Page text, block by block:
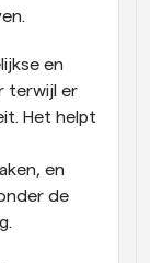
en
terwijl er
Het helpt
en
de